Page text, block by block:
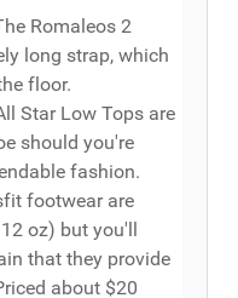
Romaleos 2
long strap, which
floor.
Star Low Tops are
should you're
fashion.
footwear are
oz) but you'll
that they provide
about $20